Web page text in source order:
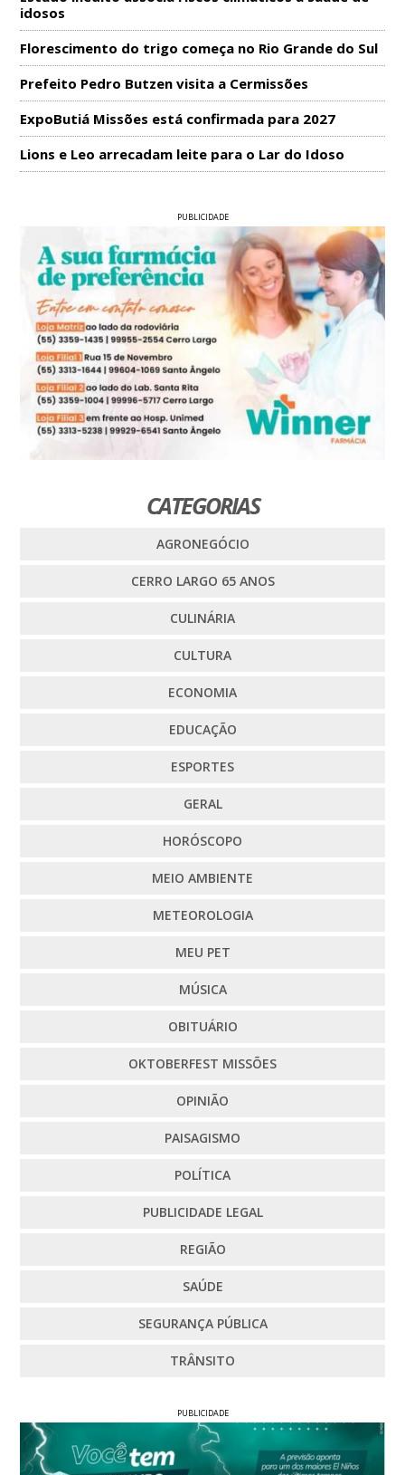
idosos
Florescimento do trigo começa no Rio Grande do Sul
Prefeito Pedro Butzen visita a Cermissões
ExpoButiá Missões está confirmada para 2027
Lions e Leo arrecadam leite para o Lar do Idoso
PUBLICIDADE
CATEGORIAS
AGRONEGÓCIO
CERRO LARGO 65 ANOS
CULINÁRIA
CULTURA
ECONOMIA
EDUCAÇÃO
ESPORTES
GERAL
HORÓSCOPO
MEIO AMBIENTE
METEOROLOGIA
MEU PET
MÚSICA
OBITUÁRIO
OKTOBERFEST MISSÕES
OPINIÃO
PAISAGISMO
POLÍTICA
PUBLICIDADE LEGAL
REGIÃO
SAÚDE
SEGURANÇA PÚBLICA
TRÂNSITO
PUBLICIDADE